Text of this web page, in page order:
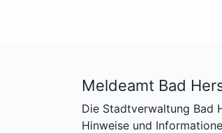
Meldeamt Bad
Die Stadtverwaltung Bad
Hinweise und